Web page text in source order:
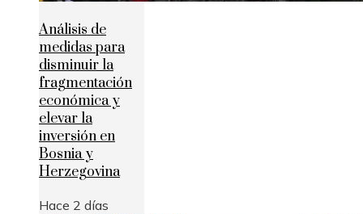
Análisis de
medidas para
disminuir la
fragmentación
económica y
elevar la
inversión en
Bosnia y
Herzegovina
Hace 2 días